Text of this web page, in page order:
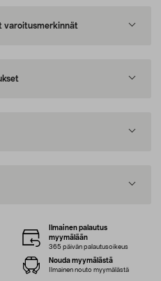
varoitusmerkinnät
Ilmainen palautus
myymälään
365 päivän palautusoikeus
Nouda myymälästä
Ilmainen nouto myymälästä